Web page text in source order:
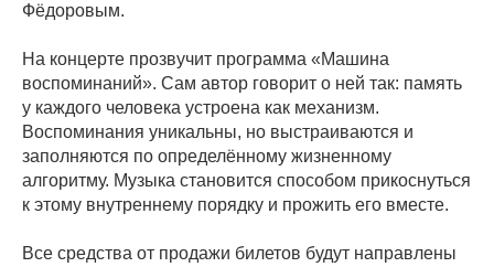
Фёдоровым.
На концерте прозвучит программа «Машина
воспоминаний». Сам автор говорит о ней так: память
у каждого человека устроена как механизм.
Воспоминания уникальны, но выстраиваются и
заполняются по определённому жизненному
алгоритму. Музыка становится способом прикоснуться
к этому внутреннему порядку и прожить его вместе.
Все средства от продажи билетов будут направлены